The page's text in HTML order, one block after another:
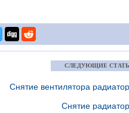
СЛЕДУЮЩИЕ
Снятие вентилятора
Снятие